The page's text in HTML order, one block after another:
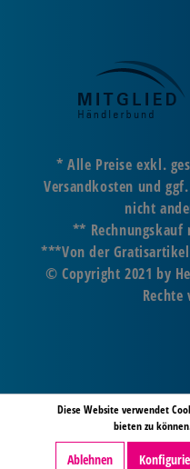
* Alle Preise exkl.
Versandkosten und
nicht
** Rechnungskauf
***Von der Gratisartikel
© Copyright 2021 by
Diese Website verwendet
bieten zu
Ablehnen